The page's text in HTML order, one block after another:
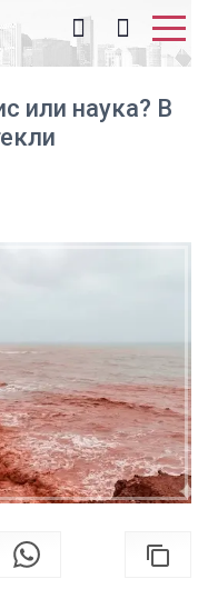
или наука? В